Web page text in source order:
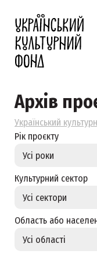
Архів
Український
Рік проєкту
Культурний сектор
Область або